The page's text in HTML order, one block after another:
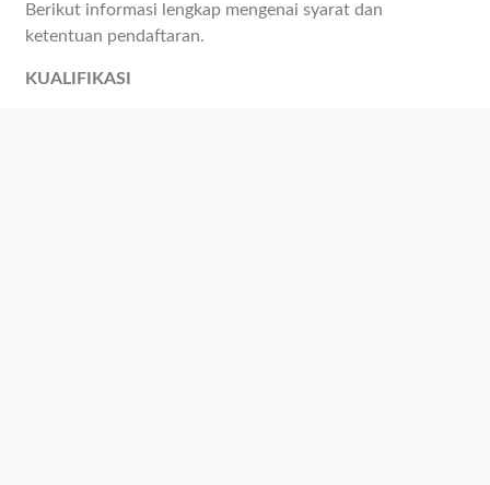
Berikut informasi lengkap mengenai syarat dan
ketentuan pendaftaran.
KUALIFIKASI